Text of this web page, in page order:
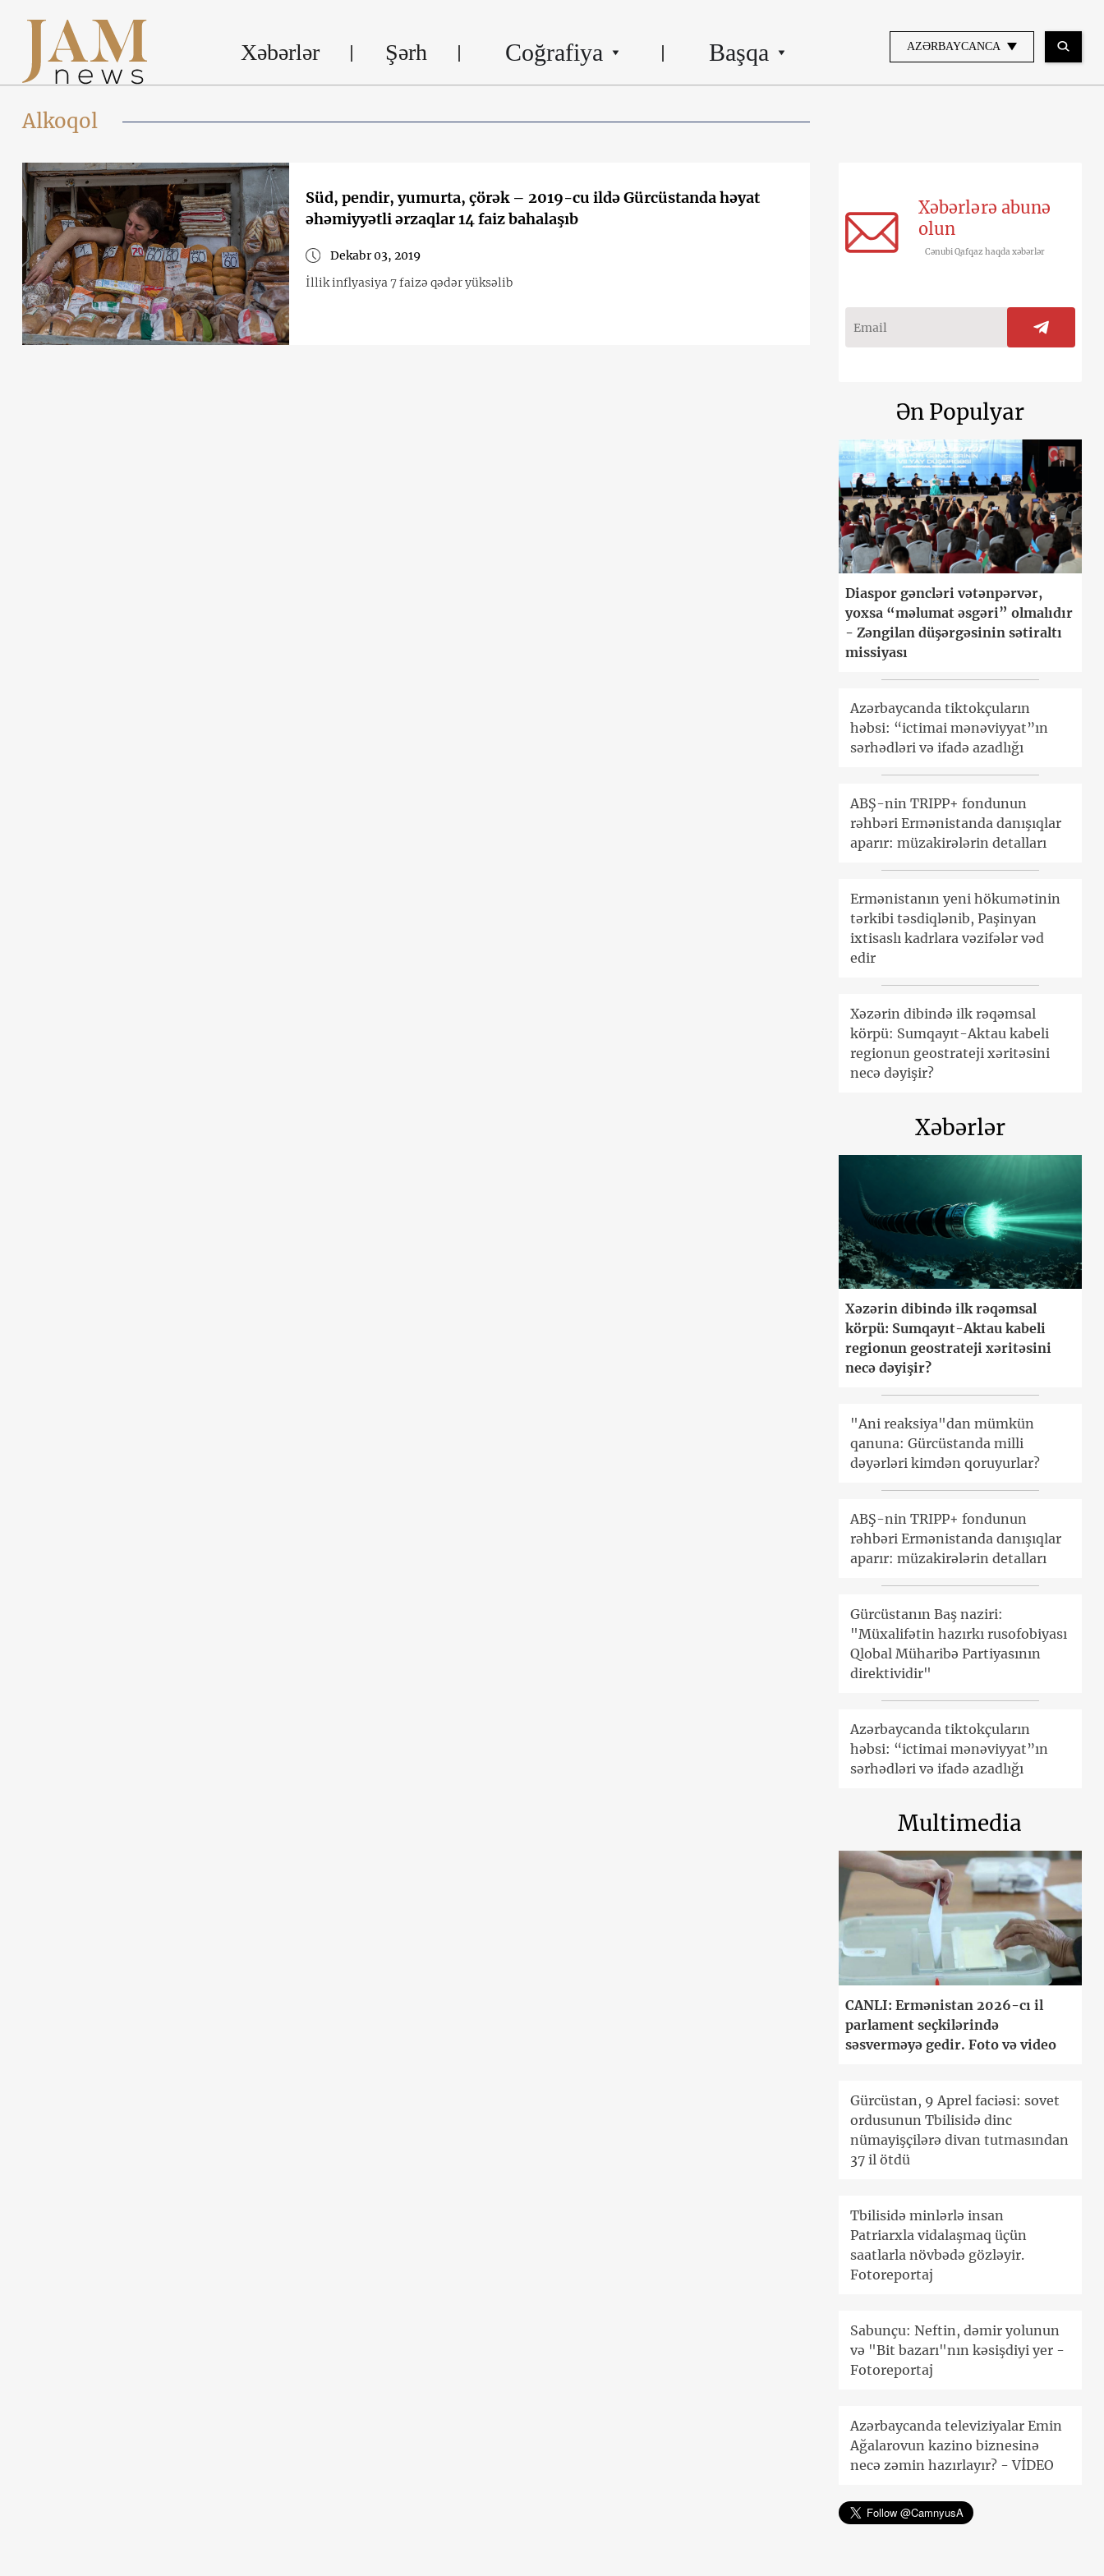
Xəbərlər Şərh Coğrafiya Başqa AZƏRBAYCANCA
Alkoqol
Süd, pendir, yumurta, çörək – 2019-cu ildə Gürcüstanda həyat
əhəmiyyətli ərzaqlar 14 faiz bahalaşıb
Dekabr 03, 2019
İllik inflyasiya 7 faizə qədər yüksəlib
Xəbərlərə abunə
olun
Cənubi Qafqaz haqda xəbərlər
Ən Populyar
Diaspor gəncləri vətənpərvər,
yoxsa “məlumat əsgəri” olmalıdır
- Zəngilan düşərgəsinin sətiraltı
missiyası
Azərbaycanda tiktokçuların
həbsi: “ictimai mənəviyyat”ın
sərhədləri və ifadə azadlığı
ABŞ-nin TRIPP+ fondunun
rəhbəri Ermənistanda danışıqlar
aparır: müzakirələrin detalları
Ermənistanın yeni hökumətinin
tərkibi təsdiqlənib, Paşinyan
ixtisaslı kadrlara vəzifələr vəd
edir
Xəzərin dibində ilk rəqəmsal
körpü: Sumqayıt-Aktau kabeli
regionun geostrateji xəritəsini
necə dəyişir?
Xəbərlər
Xəzərin dibində ilk rəqəmsal
körpü: Sumqayıt-Aktau kabeli
regionun geostrateji xəritəsini
necə dəyişir?
"Ani reaksiya"dan mümkün
qanuna: Gürcüstanda milli
dəyərləri kimdən qoruyurlar?
ABŞ-nin TRIPP+ fondunun
rəhbəri Ermənistanda danışıqlar
aparır: müzakirələrin detalları
Gürcüstanın Baş naziri:
"Müxalifətin hazırkı rusofobiyası
Qlobal Müharibə Partiyasının
direktividir"
Azərbaycanda tiktokçuların
həbsi: “ictimai mənəviyyat”ın
sərhədləri və ifadə azadlığı
Multimedia
CANLI: Ermənistan 2026-cı il
parlament seçkilərində
səsverməyə gedir. Foto və video
Gürcüstan, 9 Aprel faciəsi: sovet
ordusunun Tbilisidə dinc
nümayişçilərə divan tutmasından
37 il ötdü
Tbilisidə minlərlə insan
Patriarxla vidalaşmaq üçün
saatlarla növbədə gözləyir.
Fotoreportaj
Sabunçu: Neftin, dəmir yolunun
və "Bit bazarı"nın kəsişdiyi yer -
Fotoreportaj
Azərbaycanda televiziyalar Emin
Ağalarovun kazino biznesinə
necə zəmin hazırlayır? - VİDEO